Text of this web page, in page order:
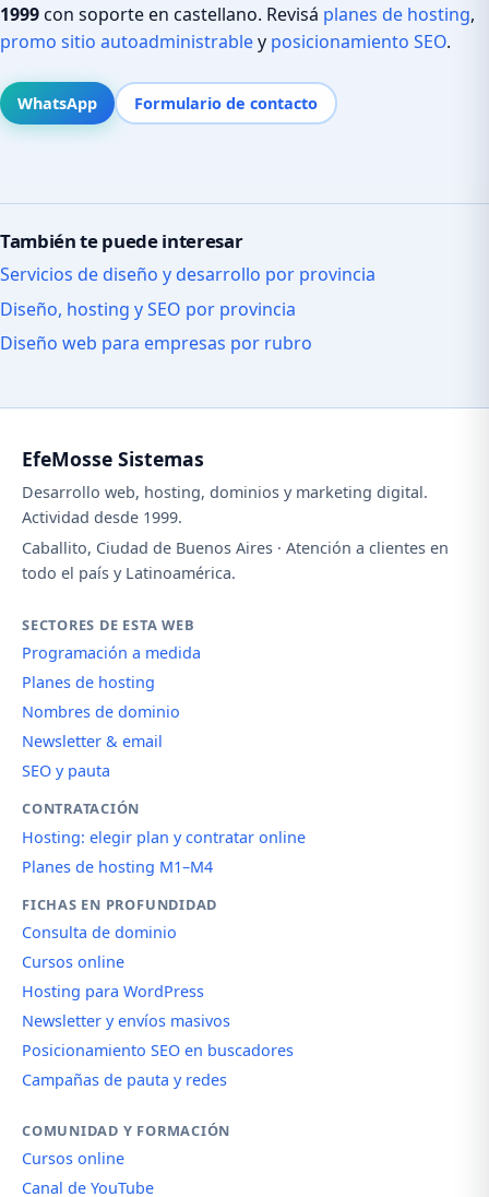
1999con soporte en castellano. Revisá planes de hosting,
promo sitio autoadministrabley posicionamiento SEO.
WhatsApp Formulario de contacto
También te puede interesar
Servicios de diseño y desarrollo por provincia
Diseño, hosting y SEO por provincia
Diseño web para empresas por rubro
EfeMosse Sistemas
Desarrollo web, hosting, dominios y marketing digital.
Actividad desde 1999.
Caballito, Ciudad de Buenos Aires · Atención a clientes en
todo el país y Latinoamérica.
SECTORES DE ESTA WEB
Programación a medida
Planes de hosting
Nombres de dominio
Newsletter & email
SEO y pauta
CONTRATACIÓN
Hosting: elegir plan y contratar online
Planes de hosting M1–M4
FICHAS EN PROFUNDIDAD
Consulta de dominio
Cursos online
Hosting para WordPress
Newsletter y envíos masivos
Posicionamiento SEO en buscadores
Campañas de pauta y redes
COMUNIDAD Y FORMACIÓN
Cursos online
Canal de YouTube